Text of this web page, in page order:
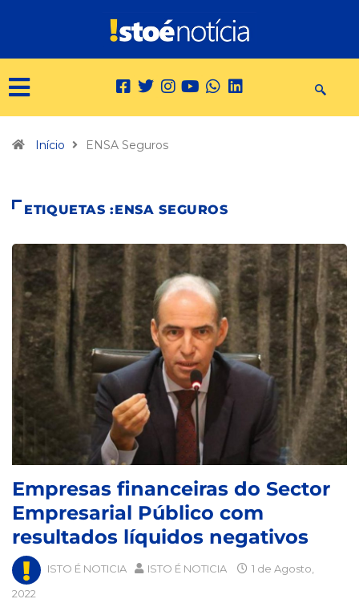
Início ENSA Seguros
ETIQUETAS :ENSA SEGUROS
Empresas financeiras do Sector
Empresarial Público com
resultados líquidos negativos
ISTO É NOTICIA ISTO É NOTICIA
1 de Agosto,
2022